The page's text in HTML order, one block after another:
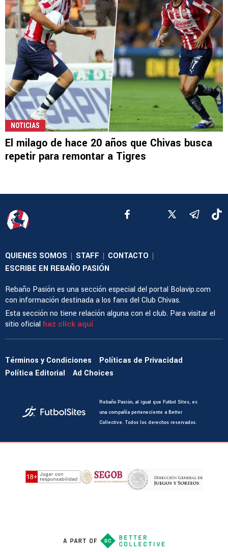
NOTICIAS
El milago de hace 20 años que Chivas busca
repetir para remontar a Tigres
QUIENES SOMOS | STAFF | CONTACTO |
ESCRIBE EN REBAÑO PASIÓN
Rebaño Pasión es una sección especial del portal Bolavip.com
con información destinada a los fans del Club Chivas.
Esta sección no tiene relación alguna con el club. Para visitar el
sitio oficial haz click aquí
Términos y Condiciones
Políticas de Privacidad
Política Editorial
Ad Choices
Rebaño Pasión, al igual que Futbol Sites, es
una compañía perteneciente a Better
Collective. Todos los derechos reservados.